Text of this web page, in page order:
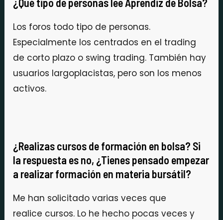
Los foros todo tipo de personas.
Especialmente los centrados en el trading
de corto plazo o swing trading. También hay
usuarios largoplacistas, pero son los menos
activos.
¿Realizas cursos de formación en bolsa? Si
la respuesta es no, ¿Tienes pensado empezar
a realizar formación en materia bursátil?
Me han solicitado varias veces que
realice cursos. Lo he hecho pocas veces y